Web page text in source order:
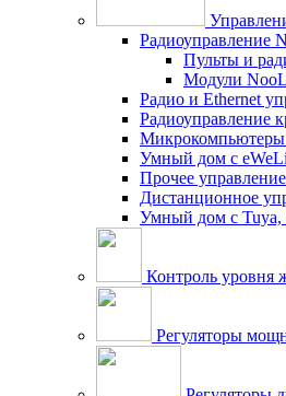
Радиоуправление
Пульты и
Модули
Радио и Ethernet
Радиоуправление
Микрокомпьютеры
Умный дом c
Прочее управление
Дистанционное
Умный дом с Tuya,
Контроль уровня
Регуляторы